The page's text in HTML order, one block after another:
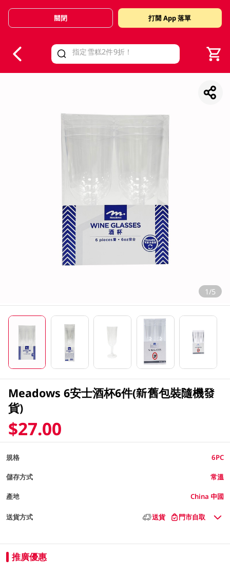
Valid Until 30 June 2026
關閉 打開 App 落單
1/5
Meadows 6安士酒杯6件(新舊包裝隨機發
貨)
$27.00
規格 6PC
儲存方式 常溫
產地 China 中國
送貨方式 送貨 門市自取
推廣優惠